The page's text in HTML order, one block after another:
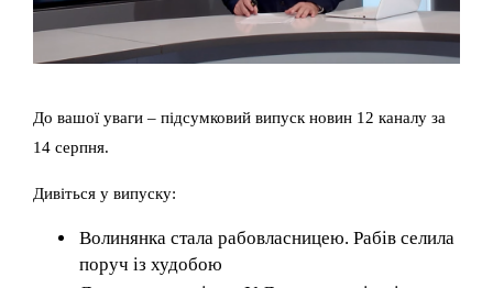
До вашої уваги – підсумковий випуск новин 12 каналу за
14 серпня.
Дивіться у випуску:
Волинянка стала рабовласницею. Рабів селила
поруч із худобою